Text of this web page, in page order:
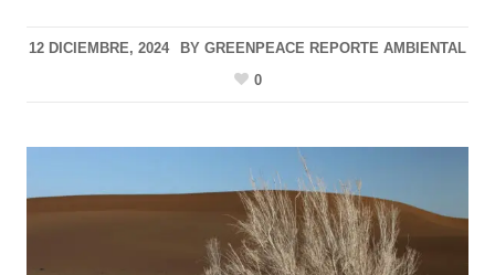
12 DICIEMBRE, 2024 BY GREENPEACE REPORTE AMBIENTAL
0